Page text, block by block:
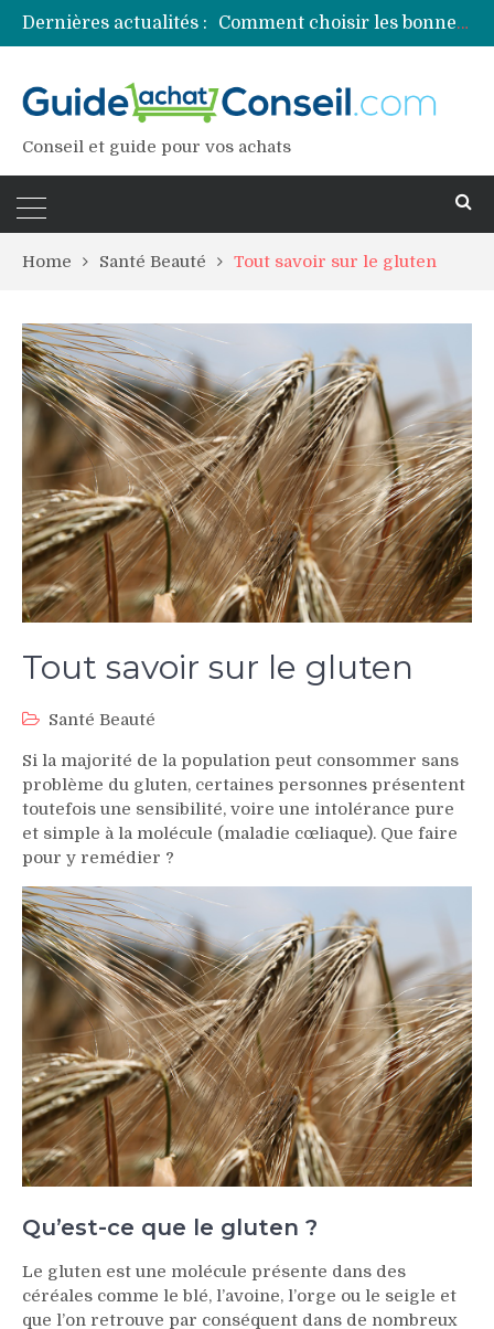
Dernières actualités :
Comment choisir les bonnes couleurs pour un projet tie and dye ?
Comment préparer sa piscine pour une période prolongée d’inutilisation ?
Conseil et guide pour vos achats
Home Santé Beauté Tout savoir sur le gluten
Tout savoir sur le gluten
Santé Beauté
Si la majorité de la population peut consommer sans
problème du gluten, certaines personnes présentent
toutefois une sensibilité, voire une intolérance pure
et simple à la molécule (maladie cœliaque). Que faire
pour y remédier ?
Qu’est-ce que le gluten ?
Le gluten est une molécule présente dans des
céréales comme le blé, l’avoine, l’orge ou le seigle et
que l’on retrouve par conséquent dans de nombreux